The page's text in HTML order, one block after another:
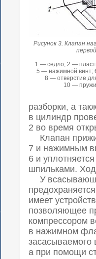
Рисунок 3. Клапан
1 — седло; 2 —
5 — нажимной винт;
8 — отверстие
10 —
разборки, а
в цилиндр
2 во время
Клапан
7 и нажимным
6 и
шпильками.
У
имеет
позволяющее
компрессором
в нажимном
засасываемого
а при помощи